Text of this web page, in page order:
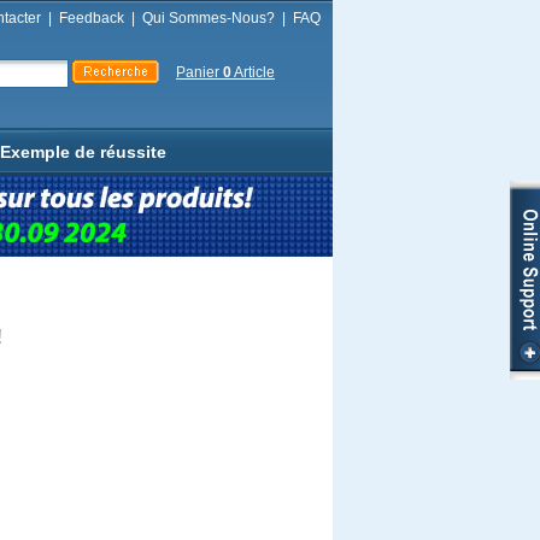
Feedback Qui Sommes-Nous? FAQ
Panier 0Article
Exemple de réussite